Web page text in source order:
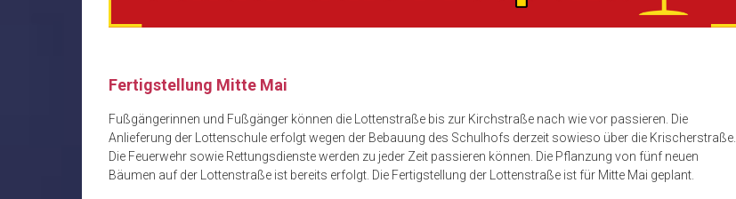
Fertigstellung Mitte Mai
Fußgängerinnen und Fußgänger können die Lottenstraße bis zur Kirchstraße nach wie vor passieren. Die
Anlieferung der Lottenschule erfolgt wegen der Bebauung des Schulhofs derzeit sowieso über die Krischerstraße.
Die Feuerwehr sowie Rettungsdienste werden zu jeder Zeit passieren können. Die Pflanzung von fünf neuen
Bäumen auf der Lottenstraße ist bereits erfolgt. Die Fertigstellung der Lottenstraße ist für Mitte Mai geplant.